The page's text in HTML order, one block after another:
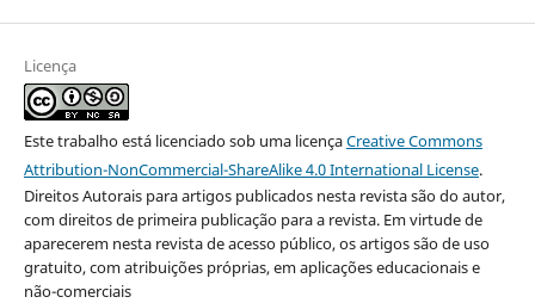
Licença
Este trabalho está licenciado sob uma licençaCreative Commons
Attribution-NonCommercial-ShareAlike 4.0 International License.
Direitos Autorais para artigos publicados nesta revista são do autor,
com direitos de primeira publicação para a revista. Em virtude de
aparecerem nesta revista de acesso público, os artigos são de uso
gratuito, com atribuições próprias, em aplicações educacionais e
não-comerciais